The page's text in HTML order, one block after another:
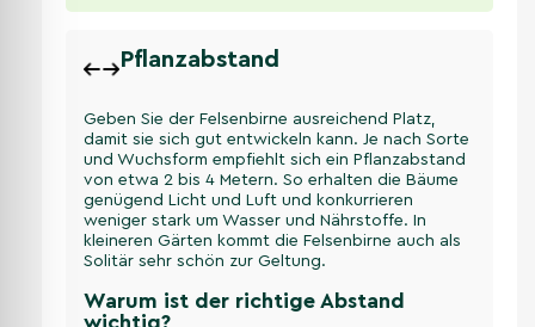
Pflanzabstand
Geben Sie der Felsenbirne ausreichend Platz,
damit sie sich gut entwickeln kann. Je nach Sorte
und Wuchsform empfiehlt sich ein Pflanzabstand
von etwa 2 bis 4 Metern. So erhalten die Bäume
genügend Licht und Luft und konkurrieren
weniger stark um Wasser und Nährstoffe. In
kleineren Gärten kommt die Felsenbirne auch als
Solitär sehr schön zur Geltung.
Warum ist der richtige Abstand
wichtig?